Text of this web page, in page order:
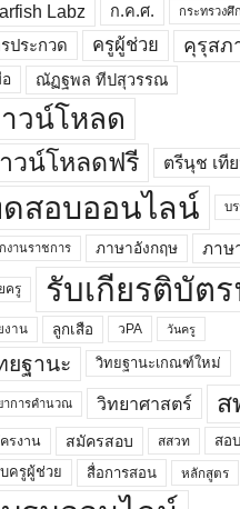
Labz
ก.ค.ศ. กระทรวงศึ
ประกวด ครูผู้ช่วย คุรุสภ
ณัฏฐพล ทีปสุวรรณ
วน์โหลด
วน์โหลดฟรี ตรีนุช เที
สอบออนไลน์ บ
งานราชการ ภาษาอังกฤษ ภาษ
ครู รับเกียรติบัต
งาน ลูกเสือ วPA วันครู
ยฐานะ วิทยฐานะเกณฑ์ใหม่
าการคำนวณ วิทยาศาสตร์ ส
รงาน สมัครสอบ สสวท
สอ
ครูผู้ช่วย
สื่อการสอน หลักสูตร